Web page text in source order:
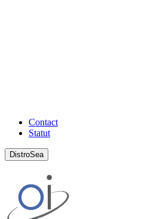
Contact
Statut
DistroSea